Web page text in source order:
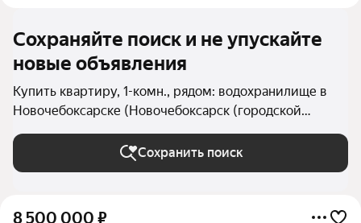
Сохраняйте поиск и не упускайте
новые объявления
Купить квартиру, 1-комн., рядом: водохранилище в
Новочебоксарске (Новочебоксарск (городской
округ))
Сохранить поиск
8 500 000 ₽